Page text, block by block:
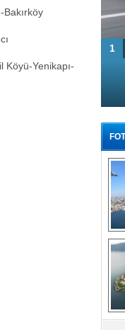
Bakırköy
Köyü-Yenikapı-
1